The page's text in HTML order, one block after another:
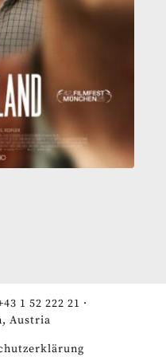
1 52 222 21 ·
Austria